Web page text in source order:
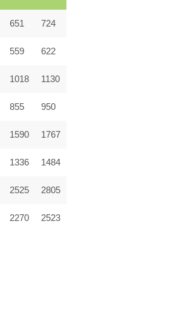
651 724
559 622
1018 1130
855 950
1590 1767
1336 1484
2525 2805
2270 2523